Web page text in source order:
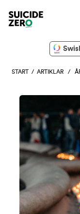
START / ARTIKLAR /